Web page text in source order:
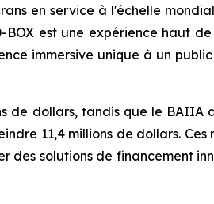
en service à l'échelle
est une expérience haut
immersive unique à un
de dollars, tandis que le BAIIA
11,4 millions de dollars. Ces
des solutions de financement